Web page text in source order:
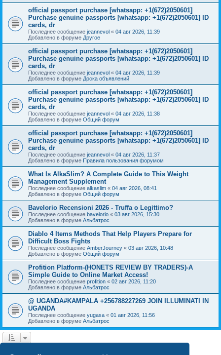
official passport purchase [whatsapp: +1(672)2050601]
Purchase genuine passports [whatsapp: +1(672)2050601] ID
cards, dr
Последнее сообщение jeannevol « 04 авг 2026, 11:39
Добавлено в форуме Другое
official passport purchase [whatsapp: +1(672)2050601]
Purchase genuine passports [whatsapp: +1(672)2050601] ID
cards, dr
Последнее сообщение jeannevol « 04 авг 2026, 11:39
Добавлено в форуме Доска объявлений
official passport purchase [whatsapp: +1(672)2050601]
Purchase genuine passports [whatsapp: +1(672)2050601] ID
cards, dr
Последнее сообщение jeannevol « 04 авг 2026, 11:38
Добавлено в форуме Общий форум
official passport purchase [whatsapp: +1(672)2050601]
Purchase genuine passports [whatsapp: +1(672)2050601] ID
cards, dr
Последнее сообщение jeannevol « 04 авг 2026, 11:37
Добавлено в форуме Правила пользования форумом
What Is AlkaSlim? A Complete Guide to This Weight
Management Supplement
Последнее сообщение alkaslim « 04 авг 2026, 08:41
Добавлено в форуме Общий форум
Bavelorio Recensioni 2026 - Truffa o Legittimo?
Последнее сообщение bavelorio « 03 авг 2026, 15:30
Добавлено в форуме Альбатрос
Diablo 4 Items Methods That Help Players Prepare for
Difficult Boss Fights
Последнее сообщение AmberJourney « 03 авг 2026, 10:48
Добавлено в форуме Общий форум
Profition Platform-(HONETS REVIEW BY TRADERS)-A
Simple Guide to Online Market Access!
Последнее сообщение profition « 02 авг 2026, 11:20
Добавлено в форуме Альбатрос
@ UGANDA#KAMPALA +256788227269 JOIN ILLUMINATI IN
UGANDA
Последнее сообщение yugasa « 01 авг 2026, 11:56
Добавлено в форуме Альбатрос